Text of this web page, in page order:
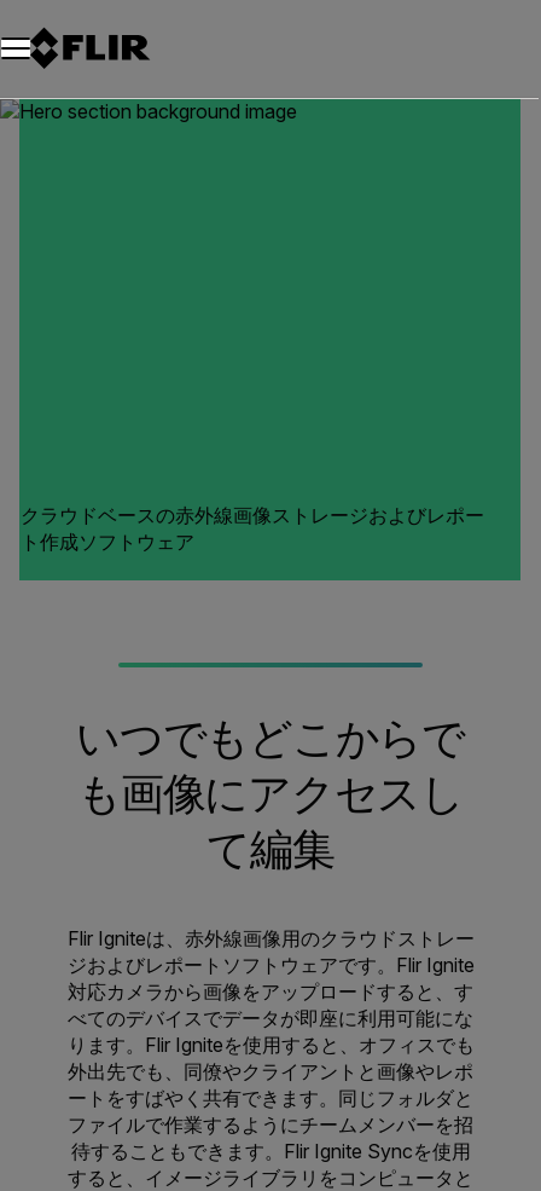
クラウドベースの赤外線画像ストレージおよびレポー
ト作成ソフトウェア
いつでも どこからで
も画像にアクセスし
て編集
Flir Igniteは、赤外線画像用のクラウドストレー
ジおよびレポートソフトウェアです。Flir Ignite
対応カメラから画像をアップロードすると、す
べてのデバイスでデータが即座に利用可能にな
ります。Flir Igniteを使用すると、オフィスでも
外出先でも、同僚やクライアントと画像やレポ
ートをすばやく共有できます。同じフォルダと
ファイルで作業するようにチームメンバーを招
待することもできます。Flir Ignite Syncを使用
すると、イメージライブラリをコンピュータと